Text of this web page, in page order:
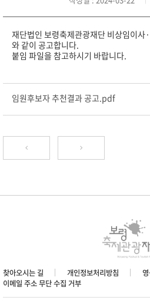
재단법인 보령축제관광재단 비상임이사
와 같이 공고합니다.
붙임 파일을 참고하시기 바랍니다.
임원후보자 추천결과 공고.pdf
찾아오시는 길 개인정보처리방침
이메일 주소 무단 수집 거부